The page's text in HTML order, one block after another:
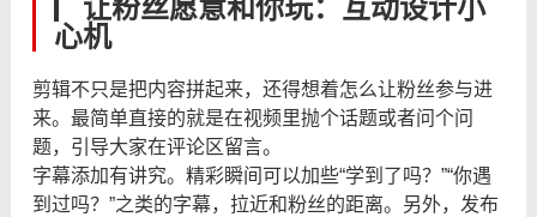
▏让粉丝愿意和你玩：互动设计小
心机
剪辑不只是把内容拼起来，还得想着怎么让粉丝参与进
来。最简单直接的就是在视频里抛个话题或者问个问
题，引导大家在评论区留言。
字幕添加有讲究。精彩瞬间可以加些“学到了吗？”“你遇
到过吗？”之类的字幕，拉近和粉丝的距离。另外，发布